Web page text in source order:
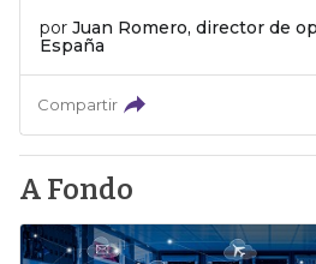
por Juan Romero, director de
España
Compartir
A Fondo